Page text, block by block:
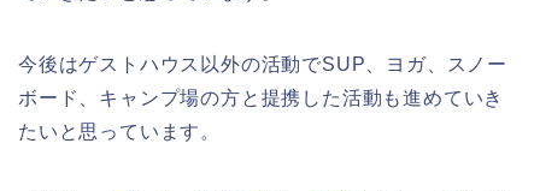
今後はゲストハウス以外の活動でSUP、ヨガ、スノー
ボード、キャンプ場の方と提携した活動も進めていき
たいと思っています。